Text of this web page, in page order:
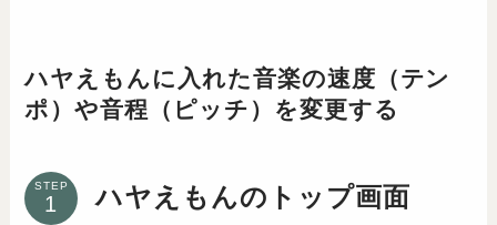
ハヤえもんに入れた音楽の速度（テン
ポ）や音程（ピッチ）を変更する
STEP ハヤえもんのトップ画面